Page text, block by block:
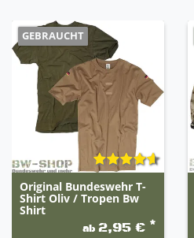
GEBRAUCHT
Original Bundeswehr T-
Shirt Oliv / Tropen Bw
Shirt
ab 2,95 € *